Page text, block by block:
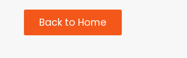
Back to Home